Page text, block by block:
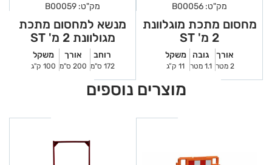
מק"ט: B00056
מחסום מתכת מוגלוונת
2 מ' ST
אורך
2 מטר
גובה
1.1 מטר
משקל
11 ק”ג
מק"ט: B00059
מנשא למחסום מתכת
מגולוונת 2 מ' ST
רוחב
172 ס"מ
אורך
200 ס"מ
משקל
100 ק"ג
מוצרים נוספים